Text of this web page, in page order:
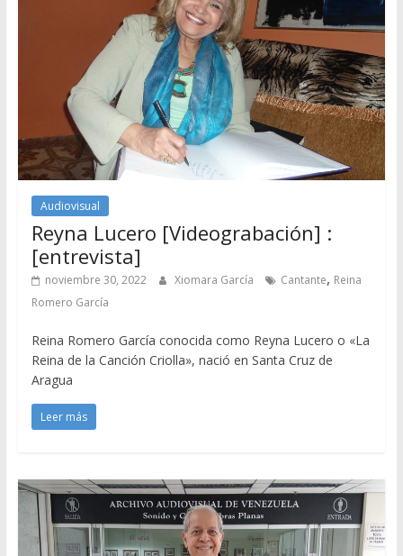
Audiovisual
Reyna Lucero [Videograbación] :
[entrevista]
noviembre 30, 2022 Xiomara García Cantante, Reina
Romero García
Reina Romero García conocida como Reyna Lucero o «La
Reina de la Canción Criolla», nació en Santa Cruz de
Aragua
Leer más